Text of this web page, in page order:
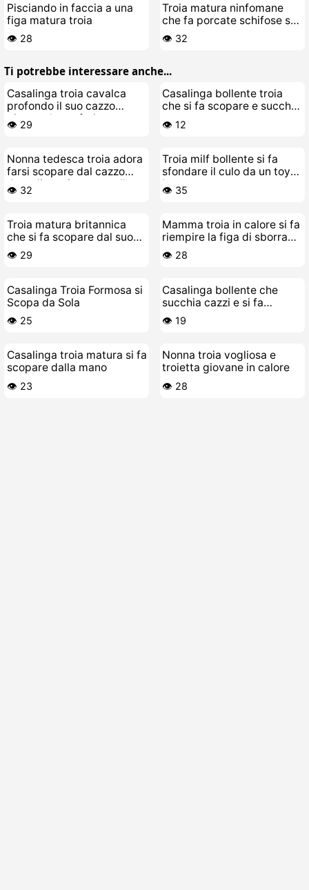
Pisciando in faccia a una
figa matura troia
👁️ 28
Troia matura ninfomane
che fa porcate schifose sul
cesso
👁️ 32
Ti potrebbe interessare anche...
Casalinga troia cavalca
profondo il suo cazzo
giocattolo preferito
👁️ 29
Casalinga bollente troia
che si fa scopare e succhia
cazzo come una puttana
👁️ 12
Nonna tedesca troia adora
farsi scopare dal cazzo
duro di un giovane stallone
👁️ 32
Troia milf bollente si fa
sfondare il culo da un toy-
boy
👁️ 35
Troia matura britannica
che si fa scopare dal suo
toy-boy
👁️ 29
Mamma troia in calore si fa
riempire la figa di sborra
calda e fresca
👁️ 28
Casalinga Troia Formosa si
Scopa da Sola
👁️ 25
Casalinga bollente che
succhia cazzi e si fa
scopare
👁️ 19
Casalinga troia matura si fa
scopare dalla mano
👁️ 23
Nonna troia vogliosa e
troietta giovane in calore
👁️ 28